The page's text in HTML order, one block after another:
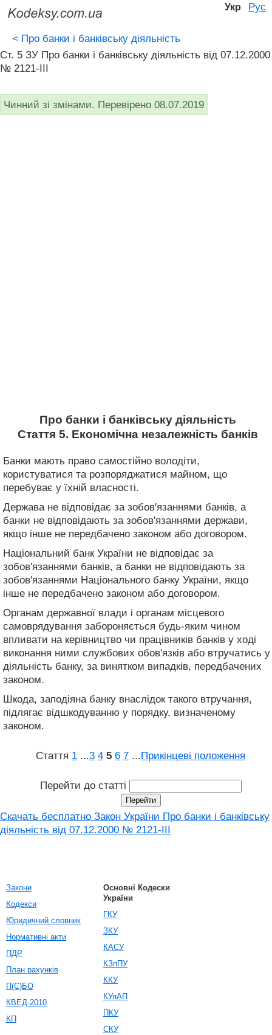
Укр Рус
< Про банки і банківську діяльність
Ст. 5 ЗУ Про банки і банківську діяльність вiд 07.12.2000
№ 2121-III
Чинний зі змінами. Перевірено 08.07.2019
Про банки і банківську діяльність
Стаття 5. Економічна незалежність банків
Банки мають право самостійно володіти,
користуватися та розпоряджатися майном, що
перебуває у їхній власності.
Держава не відповідає за зобов'язаннями банків, а
банки не відповідають за зобов'язаннями держави,
якщо інше не передбачено законом або договором.
Національний банк України не відповідає за
зобов'язаннями банків, а банки не відповідають за
зобов'язаннями Національного банку України, якщо
інше не передбачено законом або договором.
Органам державної влади і органам місцевого
самоврядування забороняється будь-яким чином
впливати на керівництво чи працівників банків у ході
виконання ними службових обов'язків або втручатись у
діяльність банку, за винятком випадків, передбачених
законом.
Шкода, заподіяна банку внаслідок такого втручання,
підлягає відшкодуванню у порядку, визначеному
законом.
Стаття 1 ...3 4 5 6 7 ...Прикінцеві положення
Перейти до статті
Скачать бесплатно Закон України Про банки і банківську
діяльність вiд 07.12.2000 № 2121-III
Закони
Кодекси
Юридичний словник
Нормативні акти
ПДР
План рахунків
П(С)БО
КВЕД-2010
КП
Основні Кодески
України
ГКУ
ЗКУ
КАСУ
КЗпПУ
ККУ
КУпАП
ПКУ
СКУ